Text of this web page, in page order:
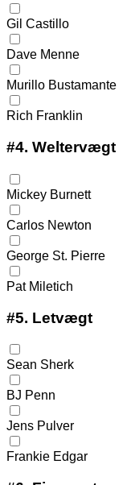
Gil Castillo
Dave Menne
Murillo Bustamante
Rich Franklin
#4. Weltervægt
Mickey Burnett
Carlos Newton
George St. Pierre
Pat Miletich
#5. Letvægt
Sean Sherk
BJ Penn
Jens Pulver
Frankie Edgar